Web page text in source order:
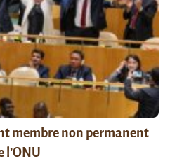
membre non permanent
l’ONU